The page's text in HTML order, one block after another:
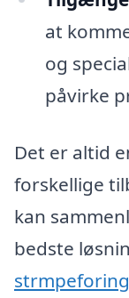
at
og
påvirke
Det er altid
forskellige
kan
bedste